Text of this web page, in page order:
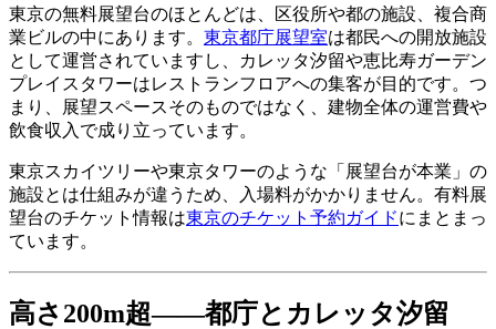
東京の無料展望台のほとんどは、区役所や都の施設、複合商
業ビルの中にあります。 東京都庁展望室は都民への開放施設
として運営されていますし、カレッタ汐留や恵比寿ガーデン
プレイスタワーはレストランフロアへの集客が目的です。つ
まり、展望スペースそのものではなく、建物全体の運営費や
飲食収入で成り立っています。
東京スカイツリーや東京タワーのような「展望台が本業」の
施設とは仕組みが違うため、入場料がかかりません。有料展
望台のチケット情報は東京のチケット予約ガイドにまとまっ
ています。
高さ200m超——都庁とカレッタ汐留